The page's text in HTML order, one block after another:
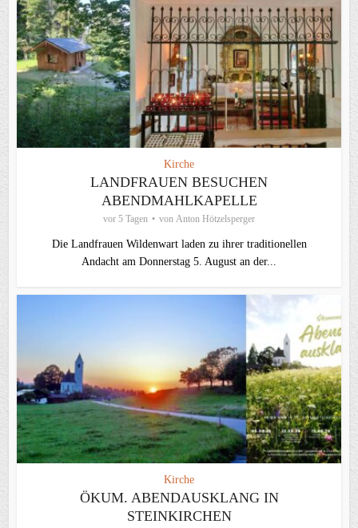
Kirche
LANDFRAUEN BESUCHEN
ABENDMAHLKAPELLE
vor 5 Tagen von Anton Hötzelsperger
Die Landfrauen Wildenwart laden zu ihrer traditionellen
Andacht am Donnerstag 5. August an der...
Kirche
ÖKUM. ABENDAUSKLANG IN
STEINKIRCHEN